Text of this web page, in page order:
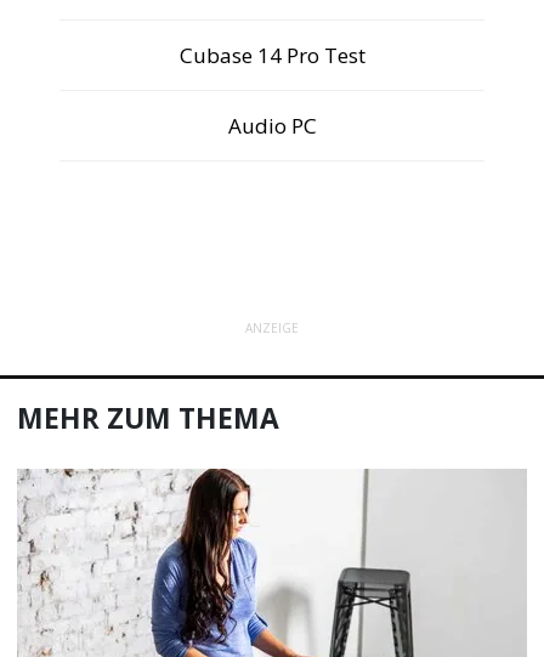
Cubase 14 Pro Test
Audio PC
ANZEIGE
MEHR ZUM THEMA